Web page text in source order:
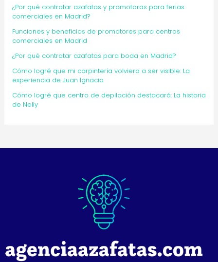
¿Por qué contratar azafatas y promotoras para ferias
comerciales en Madrid?
Funciones y beneficios de promotores para centros
comerciales en Madrid
¿Por qué contratar azafatas para boda en Madrid?
Cómo logré que mi carpintería volviera a ser visible: La
experiencia de Juan Ignacio
Cómo logré que centro de depilación destacará: La historia
de Nelly